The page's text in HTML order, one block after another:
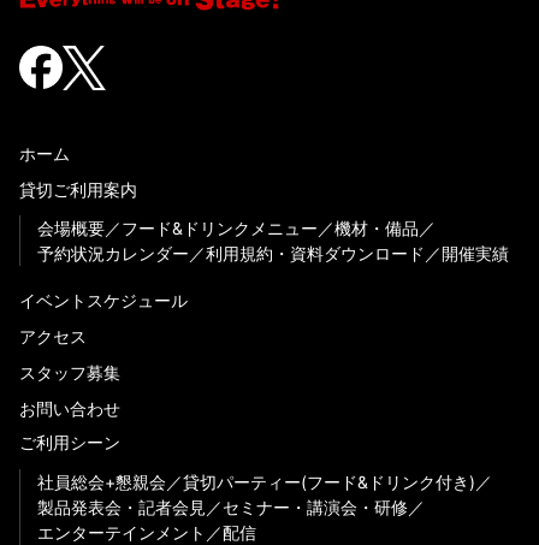
ホーム
貸切ご利用案内
会場概要
フード&ドリンクメニュー
機材・備品
予約状況カレンダー
利用規約・資料ダウンロード 開催実績
イベントスケジュール
アクセス
スタッフ募集
お問い合わせ
ご利用シーン
社員総会+懇親会
貸切パーティー(フード&ドリンク付き)
製品発表会・記者会見
セミナー・講演会・研修
エンターテインメント
配信